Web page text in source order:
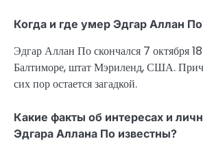
Когда и где умер Эдгар Аллан
Эдгар Аллан По скончался 7 октября
Балтиморе, штат Мэриленд, США.
сих пор остается загадкой.
Какие факты об интересах и
Эдгара Аллана По известны?